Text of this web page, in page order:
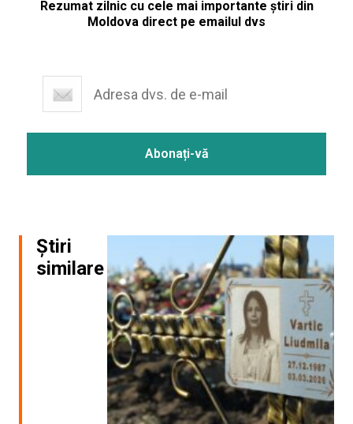
Rezumat zilnic cu cele mai importante știri din
Moldova direct pe emailul dvs
Știri
similare